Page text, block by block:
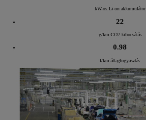
kW-os Li-on akkumulátor
22
g/km CO2-kibocsátás
0.98
l/km átlagfogyasztás